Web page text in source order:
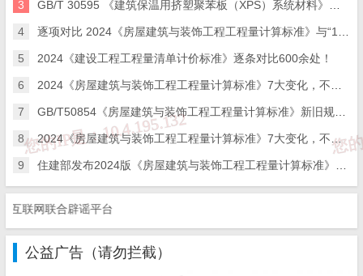
3 GB/T 30595 《建筑保温用挤塑聚苯板（XPS）系统材料》新旧标准条款变化对比
4 逐项对比 2024《房屋建筑与装饰工程工程量计算标准》与“13规范”，新清单调整500余处！
5 2024《建设工程工程量清单计价标准》逐条对比600余处！
6 2024《房屋建筑与装饰工程工程量计算标准》7大变化，​不容错过！
7 GB/T50854《房屋建筑与装饰工程工程量计算标准》新旧规范对比
8 2024《房屋建筑与装饰工程工程量计算标准》7大变化，​不容错过！
9 住建部发布2024版《房屋建筑与装饰工程工程量计算标准》等9项国家标准
网联合辟谣平台
公益广告（请勿拦截）